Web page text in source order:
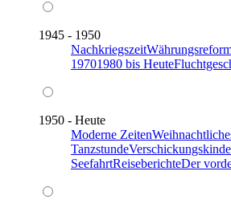
1945 - 1950
Nachkriegszeit
19701980 bis Heute
1950 - Heute
Moderne Zeiten
Tanzstunde
SeefahrtReiseberichteDer